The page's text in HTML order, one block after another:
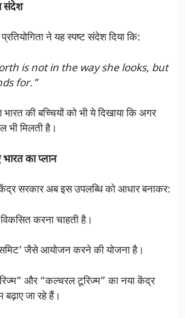
संदेश
ने यह स्पष्ट संदेश दिया कि:
is not in the way she looks, but
for.”
भारत की बच्चियों को भी ये दिखाया कि अगर
भी मिलती है।
का प्लान
सरकार अब इस उपलब्धि को आधार बनाकर:
करना चाहती है।
समिट’ जैसे आयोजन करने की योजना है।
और “कल्चरल टूरिज्म” का नया केंद्र
जा रहे हैं।